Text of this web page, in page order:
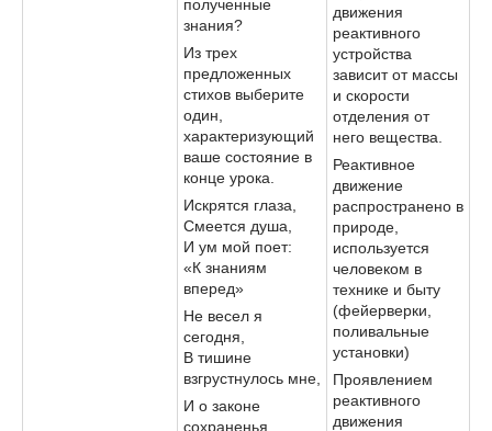
полученные
знания?
Из трех
предложенных
стихов выберите
один,
характеризующий
ваше состояние в
конце урока.
Искрятся глаза,
Смеется душа,
И ум мой поет:
«К знаниям
вперед»
Не весел я
сегодня,
В тишине
взгрустнулось мне,
И о законе
сохраненья
движения
реактивного
устройства
зависит от массы
и скорости
отделения от
него вещества.
Реактивное
движение
распространено в
природе,
используется
человеком в
технике и быту
(фейерверки,
поливальные
установки)
Проявлением
реактивного
движения